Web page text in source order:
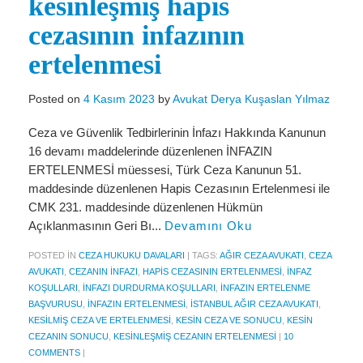
Miras Hukuku
İcra Ve İflas Hukuku
Gayrimenkul hukuku
Ticaret Hukuku
İdare ve Vergi Hukuku
Basında Derya Kuşaslan
HESAPLAMA ARAÇLARI
İhbar Tazminatı Hesaplama
Kıdem Tazminatı Hesaplama
Fazla Mesai Hesaplama
İşsizlik Maaşı Hesaplama
kesinleşmiş hapis
cezasının infazının
ertelenmesi
Posted on 4 Kasım 2023 byAvukat Derya Kuşaslan Yılmaz
Ceza ve Güvenlik Tedbirlerinin İnfazı Hakkında Kanunun
16 devamı maddelerinde düzenlenen İNFAZIN
ERTELENMESİ müessesi, Türk Ceza Kanunun 51.
maddesinde düzenlenen Hapis Cezasının Ertelenmesi ile
CMK 231. maddesinde düzenlenen Hükmün
Açıklanmasının Geri Bı... Devamını Oku
POSTED IN CEZA HUKUKU DAVALARI | TAGS: AĞIR CEZA AVUKATI CEZA
AVUKATI CEZANIN INFAZI HAPIS CEZASININ ERTELENMESI
INFAZ
KOŞULLARI
INFAZI DURDURMA KOŞULLARI
INFAZIN ERTELENME
BAŞVURUSU İNFAZIN ERTELENMESI ISTANBUL AĞIR CEZA AVUKATI
KESILMIŞ CEZA VE ERTELENMESI KESIN CEZA VE SONUCU KESIN
CEZANIN SONUCU KESINLEŞMIŞ CEZANIN ERTELENMESI | 10
COMMENTS |